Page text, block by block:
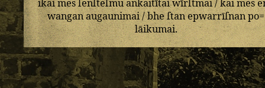
ikai mes ſenſteſmuankaitītaiwīrſtmai/kaimes
wanganaugaunimai/bheſtanepwarrīſnanpo=
lāikumai.